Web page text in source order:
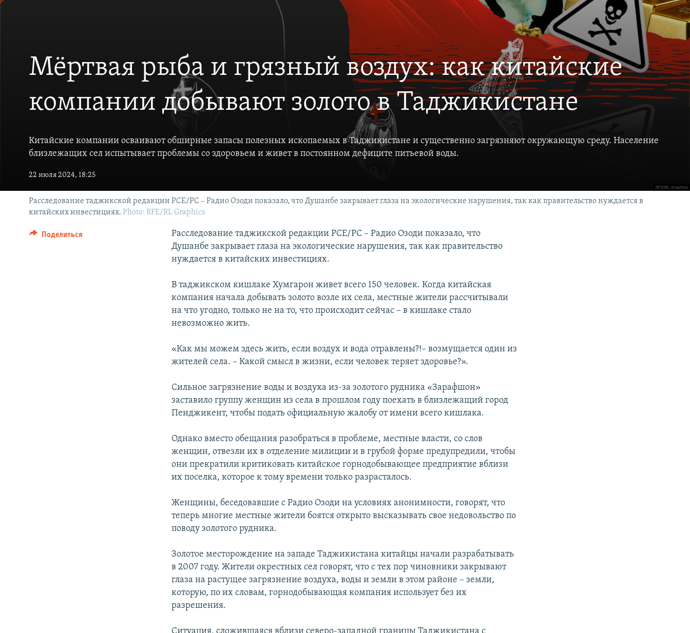
Мёртвая рыба и грязный воздух: как китайские
компании добывают золото в Таджикистане
Китайские компании осваивают обширные запасы полезных ископаемых в Таджикистане и существенно загрязняют окружающую среду. Население
близлежащих сел испытывает проблемы со здоровьем и живет в постоянном дефиците питьевой воды.
22 июля 2024, 18:25
Расследование таджикской редакции РСЕ/РС – Радио Озоди показало, что Душанбе закрывает глаза на экологические нарушения, так как правительство нуждается в
китайских инвестициях. Photo: RFE/RL Graphics
Поделиться
Расследование таджикской редакции РСЕ/РС – Радио Озоди показало, что
Душанбе закрывает глаза на экологические нарушения, так как правительство
нуждается в китайских инвестициях.
В таджикском кишлаке Хумгарон живет всего 150 человек. Когда китайская
компания начала добывать золото возле их села, местные жители рассчитывали
на что угодно, только не на то, что происходит сейчас – в кишлаке стало
невозможно жить.
«Как мы можем здесь жить, если воздух и вода отравлены?!– возмущается один из
жителей села. – Какой смысл в жизни, если человек теряет здоровье?».
Сильное загрязнение воды и воздуха из-за золотого рудника «Зарафшон»
заставило группу женщин из села в прошлом году поехать в близлежащий город
Пенджикент, чтобы подать официальную жалобу от имени всего кишлака.
Однако вместо обещания разобраться в проблеме, местные власти, со слов
женщин, отвезли их в отделение милиции и в грубой форме предупредили, чтобы
они прекратили критиковать китайское горнодобывающее предприятие вблизи
их поселка, которое к тому времени только разрасталось.
Женщины, беседовавшие с Радио Озоди на условиях анонимности, говорят, что
теперь многие местные жители боятся открыто высказывать свое недовольство по
поводу золотого рудника.
Золотое месторождение на западе Таджикистана китайцы начали разрабатывать
в 2007 году. Жители окрестных сел говорят, что с тех пор чиновники закрывают
глаза на растущее загрязнение воздуха, воды и земли в этом районе – земли,
которую, по их словам, горнодобывающая компания использует без их
разрешения.